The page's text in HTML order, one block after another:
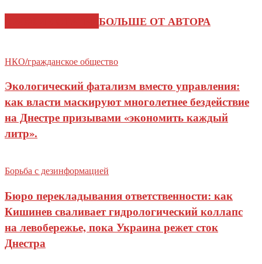
БОЛЬШЕ ОТ АВТОРА
НКО/гражданское общество
Экологический фатализм вместо управления:
как власти маскируют многолетнее бездействие
на Днестре призывами «экономить каждый
литр».
Борьба с дезинформацией
Бюро перекладывания ответственности: как
Кишинев сваливает гидрологический коллапс
на левобережье, пока Украина режет сток
Днестра